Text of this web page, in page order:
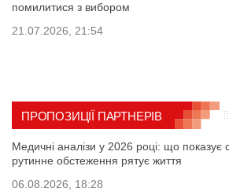
помилитися з вибором
21.07.2026, 21:54
ПРОПОЗИЦІЇ ПАРТНЕРІВ
Медичні аналізи у 2026 році: що показує
рутинне обстеження рятує життя
06.08.2026, 18:28